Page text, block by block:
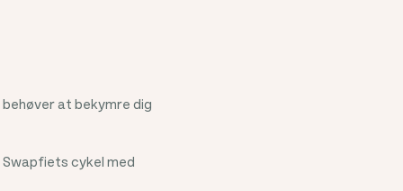
at bekymre dig
cykel med